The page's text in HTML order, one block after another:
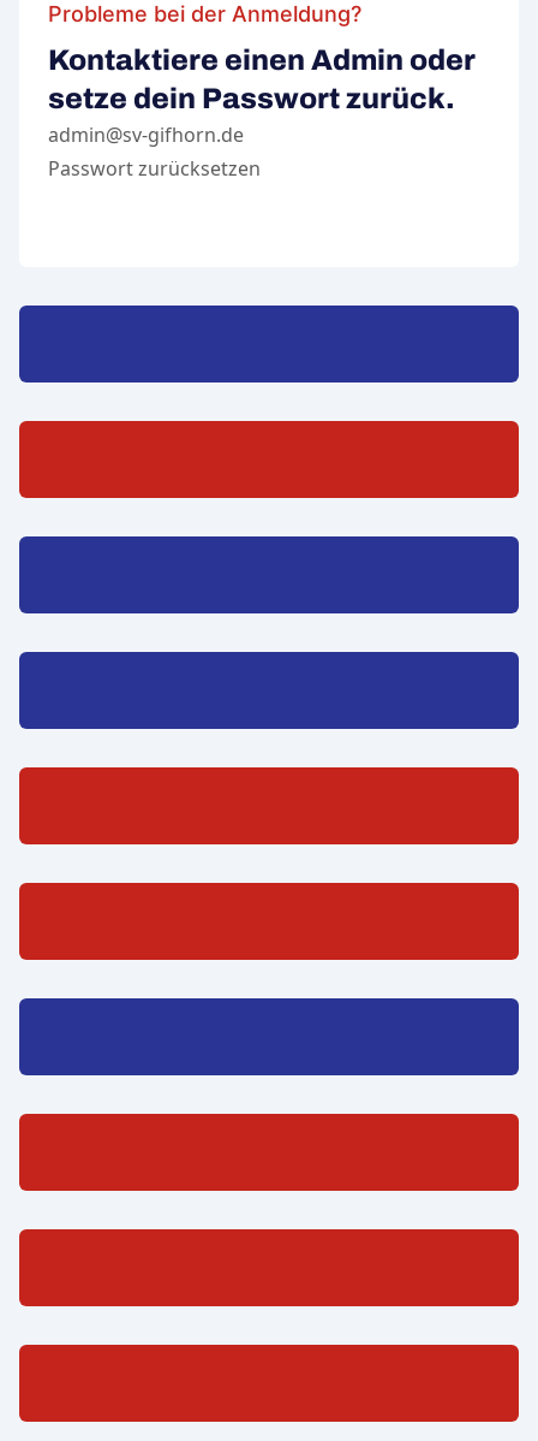
Probleme bei der Anmeldung?
Kontaktiere einen Admin oder
setze dein Passwort zurück.
admin@sv-gifhorn.de
Passwort zurücksetzen